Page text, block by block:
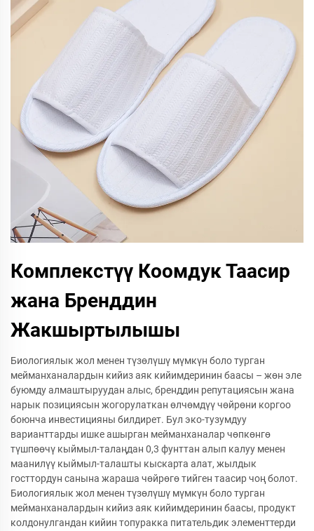
Комплекстүү Коомдук Таасир
жана Бренддин
Жакшыртылышы
Биологиялык жол менен түзөлүшү мүмкүн боло турган
мейманханалардын кийиз аяк кийимдеринин баасы – жөн эле
буюмду алмаштыруудан алыс, бренддин репутациясын жана
нарык позициясын жогорулаткан өлчөмдүү чөйрөни коргоо
боюнча инвестицияны билдирет. Бул эко-тузумдуу
варианттарды ишке ашырган мейманханалар чөпкөнгө
түшпөөчү кыймыл-талаңдан 0,3 фунттан алып калуу менен
маанилүү кыймыл-талашты кыскарта алат, жылдык
госттордун санына жараша чөйрөгө тийген таасир чоң болот.
Биологиялык жол менен түзөлүшү мүмкүн боло турган
мейманханалардын кийиз аяк кийимдеринин баасы, продукт
колдонулгандан кийин топуракка питательдик элементтерди